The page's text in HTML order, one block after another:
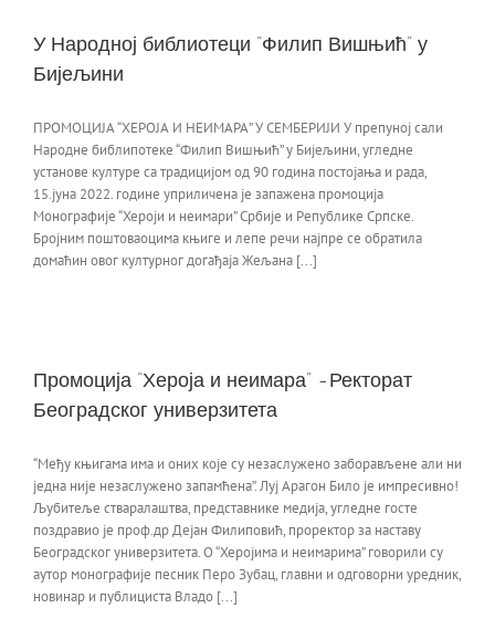
У Народној библиотеци “Филип Вишњић” у
Бијељини
ПРОМОЦИЈА “ХЕРОЈА И НЕИМАРА” У СЕМБЕРИЈИ У препуној сали
Народне библипотеке “Филип Вишњић” у Бијељини, угледне
установе културе са традицијом од 90 година постојања и рада,
15.јуна 2022. године уприличена је запажена промоција
Монографије “Хероји и неимари” Србије и Републике Српске.
Бројним поштоваоцима књиге и лепе речи најпре се обратила
домаћин овог културног догађаја Жељана [...]
Промоција “Хероја и неимара” -Ректорат
Београдског универзитета
“Међу књигама има и оних које су незаслужено заборављене али ни
једна није незаслужено запамћена”. Луј Арагон Било је импресивно!
Љубитеље стваралаштва, представнике медија, угледне госте
поздравио је проф.др Дејан Филиповић, проректор за наставу
Београдског универзитета. О “Херојима и неимарима” говорили су
аутор монографије песник Перо Зубац, главни и одговорни уредник,
новинар и публициста Владо [...]